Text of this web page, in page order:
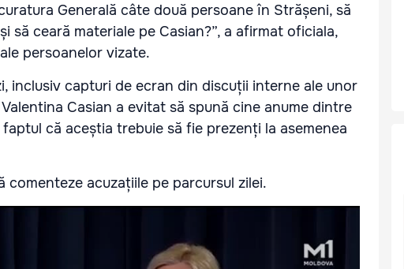
Generală câte două persoane în Strășeni, să
să ceară materiale pe Casian?”, a afirmat oficiala,
persoanelor vizate.
inclusiv capturi de ecran din discuții interne ale unor
Casian a evitat să spună cine anume dintre
că aceștia trebuie să fie prezenți la asemenea
comenteze acuzațiile pe parcursul zilei.